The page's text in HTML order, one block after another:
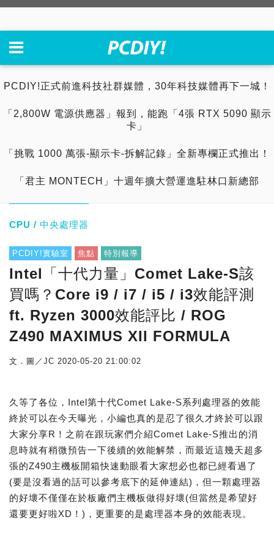
PCDIY!正式前進科技社群媒體，30年科技媒體再下一城！
「2,800W 電源供應器」報到，能跑「4張 RTX 5090 顯示
卡」
「挑戰 1000 萬張-顯示卡-拆解記錄」全新專欄正式推出！
「君主 MONTECH」十週年擴大營運進駐林口新總部
CPU / 中央處理器
PCDIY!實驗室 焦點 特別報導
Intel「十代力量」Comet Lake-S該
買嗎？Core i9 / i7 / i5 / i3效能評測
ft. Ryzen 3000效能評比 / ROG
Z490 MAXIMUS XII FORMULA
文．圖／JC 2020-05-20 21:00:02
久等了各位，Intel第十代Comet Lake-S系列處理器的效能
終於可以在今天曝光，小編也真的是忍了很久才終於可以跟
大家分享R！之前在跟玩家們介紹Comet Lake-S推出的消
息時就有稍微預告一下後續的效能解禁，而最近這幾天超多
張的Z490主機板開箱快速動眼看大家想必也都已經看過了
(要是沒看過的話可以參考底下的延伸連結)，但一顆處理器
的好壞不僅僅在於板廠們主機板做得好壞(但當然是希望好
還要更好啦XD！)，更重要的是處理器本身的效能表現。